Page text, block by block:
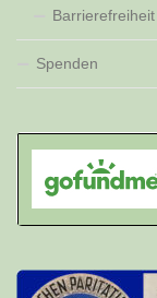
Barrierefreiheit
Spenden